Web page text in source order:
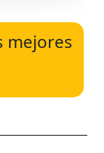
mejores